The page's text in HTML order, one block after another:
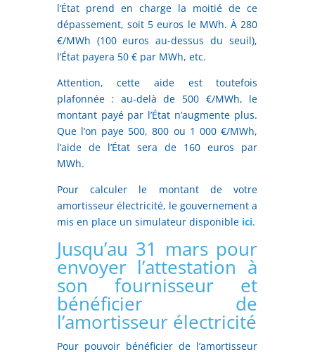
l’État prend en charge la moitié de ce
dépassement, soit 5 euros le MWh. À 280
€/MWh (100 euros au-dessus du seuil),
l’État payera 50 € par MWh, etc.
Attention, cette aide est toutefois
plafonnée : au-delà de 500 €/MWh, le
montant payé par l’État n’augmente plus.
Que l’on paye 500, 800 ou 1 000 €/MWh,
l’aide de l’État sera de 160 euros par
MWh.
Pour calculer le montant de votre
amortisseur électricité, le gouvernement a
mis en place un simulateur disponible ici.
Jusqu’au 31 mars pour
envoyer l’attestation à
son fournisseur et
bénéficier de
l’amortisseur électricité
Pour pouvoir bénéficier de l’amortisseur